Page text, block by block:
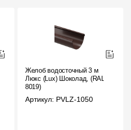
Желоб водосточный 3 м
Люкс (Lux) Шоколад, (RAL
8019)
Артикул: PVLZ-1050